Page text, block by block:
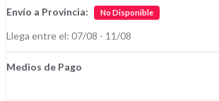
Color
cantidad
Envío a Provincia: No Disponible
Llega entre el: 07/08 - 11/08
Medios de Pago